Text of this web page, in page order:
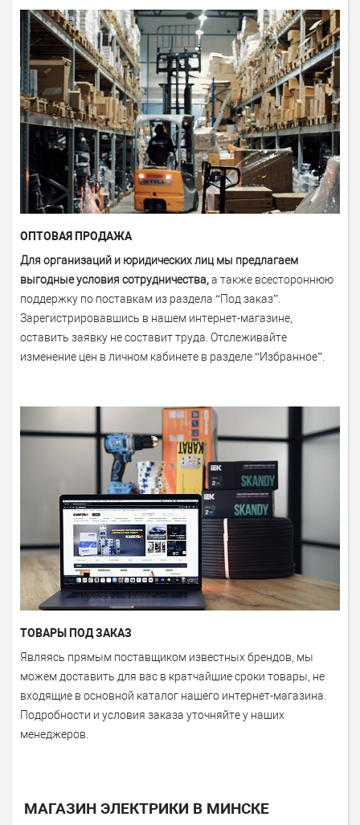
ОПТОВАЯ ПРОДАЖА
Для организаций и юридических лиц мы предлагаем
выгодные условия сотрудничества,а также всестороннюю
поддержку по поставкам из раздела “Под заказ”.
Зарегистрировавшись в нашем интернет-магазине,
оставить заявку не составит труда. Отслеживайте
изменение цен в личном кабинете в разделе“Избранное”.
ТОВАРЫ ПОД ЗАКАЗ
Являясь прямым поставщиком известных брендов, мы
можем доставить для вас в кратчайшие сроки товары, не
входящие в основной каталог нашего интернет-магазина.
Подробности и условия заказа уточняйте у наших
менеджеров.
МАГАЗИН ЭЛЕКТРИКИ В МИНСКЕ